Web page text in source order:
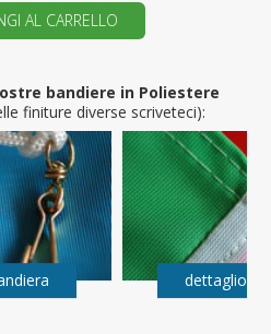
AL CARRELLO
bandiere in Poliestere
finiture diverse scriveteci):
dettaglio